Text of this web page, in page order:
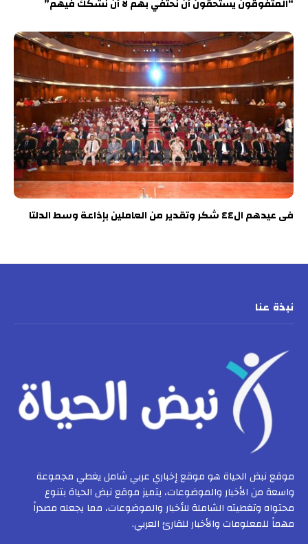
“المتفوقون يستحقون أن نحتفي بهم لا أن نشكك فيهم”
فى عيدهم ال٤٤ شكر وتقدير من العاملين بإذاعة وسط الدلتا
نبذة عنا
موقع نبض الحياة هو موقع إخباري عربي شامل يغطي مجموعة
واسعة من الأخبار والموضوعات، يتميز موقع نبض الحياة بتنوع
محتواه وتغطيته الشاملة للأخبار والموضوعات، مما يجعله مصدراً
مهماً للمعلومات والأخبار للقارئ العربي.